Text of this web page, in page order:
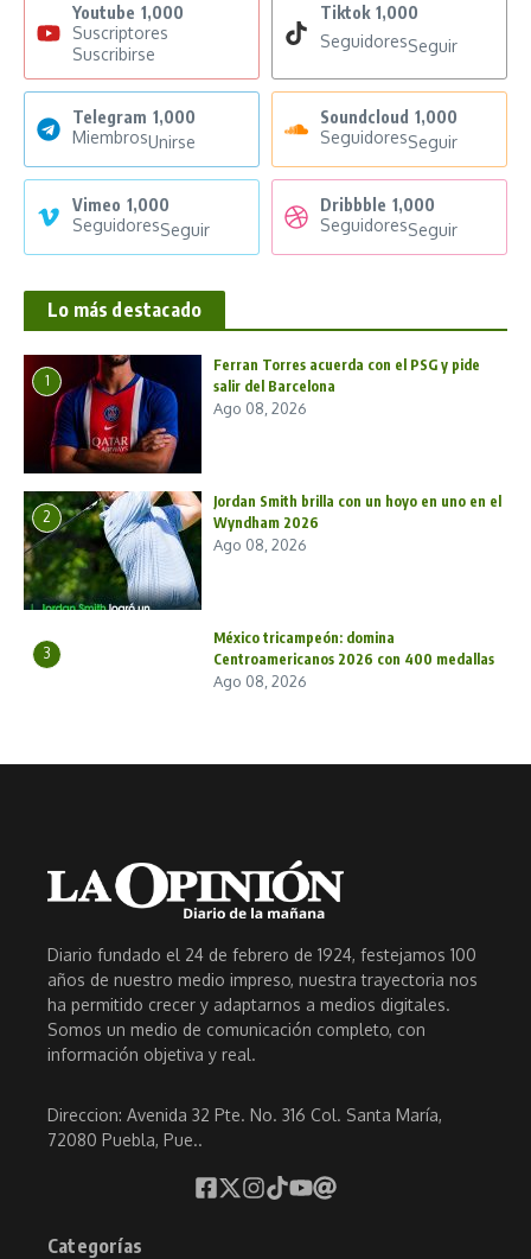
Youtube 1,000
Suscriptores
Suscribirse
Tiktok 1,000
SeguidoresSeguir
Telegram 1,000
MiembrosUnirse
Soundcloud 1,000
SeguidoresSeguir
Vimeo 1,000
SeguidoresSeguir
Dribbble 1,000
SeguidoresSeguir
Lo más destacado
1
Ferran Torres acuerda con el PSG y pide
salir del Barcelona
Ago 08, 2026
2
Jordan Smith brilla con un hoyo en uno en el
Wyndham 2026
Ago 08, 2026
3
México tricampeón: domina
Centroamericanos 2026 con 400 medallas
Ago 08, 2026
Diario fundado el 24 de febrero de 1924, festejamos 100
años de nuestro medio impreso, nuestra trayectoria nos
ha permitido crecer y adaptarnos a medios digitales.
Somos un medio de comunicación completo, con
información objetiva y real.
Direccion: Avenida 32 Pte. No. 316 Col. Santa María,
72080 Puebla, Pue..
Categorías